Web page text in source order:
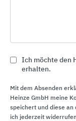
phone
import_contacts
Ich möchte den
erhalten.
Mit dem Absenden
Heinze GmbH meine
speichert und diese an
ich jederzeit